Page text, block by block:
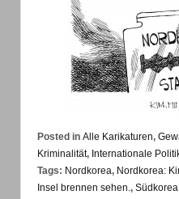
Posted in Alle Karikaturen,
Kriminalität, Internationale
Tags: Nordkorea, Nordkorea:
Insel brennen sehen., Südkorea